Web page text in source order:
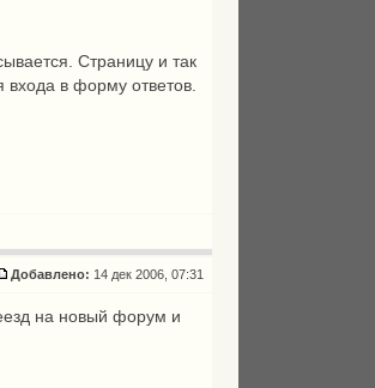
Страницу и так
входа в форму ответов.
Добавлено: 14 дек 2006, 07:31
на новый форум и